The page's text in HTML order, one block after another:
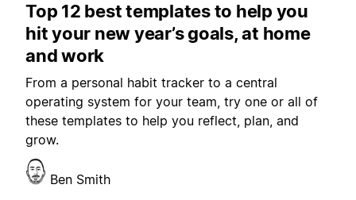
Top 12 best templates to help you
hit your new year’s goals, at home
and work
From a personal habit tracker to a central
operating system for your team, try one or all of
these templates to help you reflect, plan, and
grow.
Ben Smith